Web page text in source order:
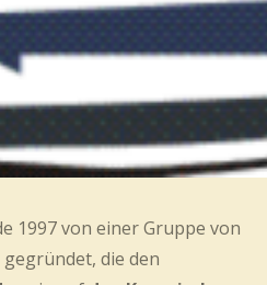
1997 von einer Gruppe von
die den